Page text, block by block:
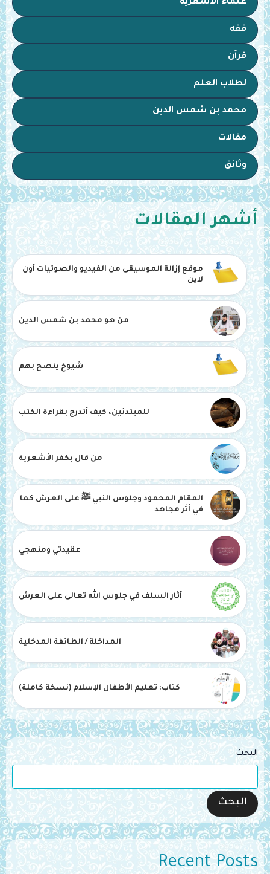
علماء الأشعرية
فقه
قرآن
لطلاب العلم
محمد بن شمس الدين
مقالات
وثائق
أشهر المقالات
موقع إزالة الموسيقى من الفيديو والصوتيات أون
لاين
من هو محمد بن شمس الدين
شيوخ ينصح بهم
للمبتدئين، كيف أتدرج بقراءة الكتب
من قال بكفر الأشعرية
المقام المحمود وجلوس النبي ﷺ على العرش كما
في أثر مجاهد
عقيدتي ومنهجي
آثار السلف في جلوس الله تعالى على العرش
المداخلة / الطائفة المدخلية
كتاب: تعليم الأطفال الإسلام (نسخة كاملة)
البحث
البحث
Recent Posts